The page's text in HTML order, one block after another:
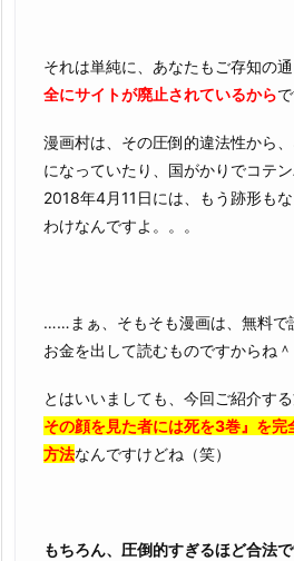
それは単純に、あなたもご存知の通
全にサイトが廃止されているからで
漫画村は、その圧倒的違法性から
になっていたり、国がかりでコテン
2018年4月11日には、もう跡形も
わけなんですよ。。。
……まぁ、そもそも漫画は、無料で
お金を出して読むものですからね＾
とはいいましても、今回ご紹介する
その顔を見た者には死を3巻』を完
方法なんですけどね（笑）
もちろん、圧倒的すぎるほど合法